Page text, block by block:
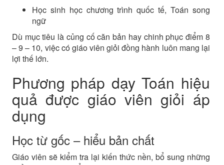
Học sinh học chương trình quốc tế, Toán song
ngữ
Dù mục tiêu là củng cố căn bản hay chinh phục điểm 8
– 9 – 10, việc có giáo viên giỏi đồng hành luôn mang lại
lợi thế lớn.
Phương pháp dạy Toán hiệu
quả được giáo viên giỏi áp
dụng
Học từ gốc – hiểu bản chất
Giáo viên sẽ kiểm tra lại kiến thức nền, bổ sung những